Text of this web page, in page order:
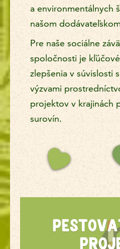
a environmentálnych
našom
Pre naše sociálne
spoločnosti je
zlepšenia v súvislosti
výzvami
projektov v krajinách
surovín.